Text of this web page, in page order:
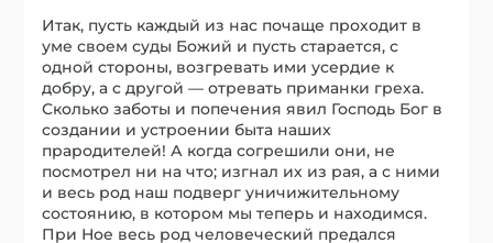
Итак, пусть каждый из нас почаще проходит в
уме своем суды Божий и пусть старается, с
одной стороны, возгревать ими усердие к
добру, а с другой — отревать приманки греха.
Сколько заботы и попечения явил Господь Бог в
создании и устроении быта наших
прародителей! А когда согрешили они, не
посмотрел ни на что; изгнал их из рая, а с ними
и весь род наш подверг уничижительному
состоянию, в котором мы теперь и находимся.
При Ное весь род человеческий предался